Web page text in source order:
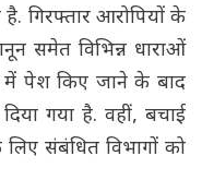
गिरफ्तार आरोपियों के
समेत विभिन्न धाराओं
में पेश किए जाने के बाद
गया है. वहीं, बचाई
संबंधित विभागों को